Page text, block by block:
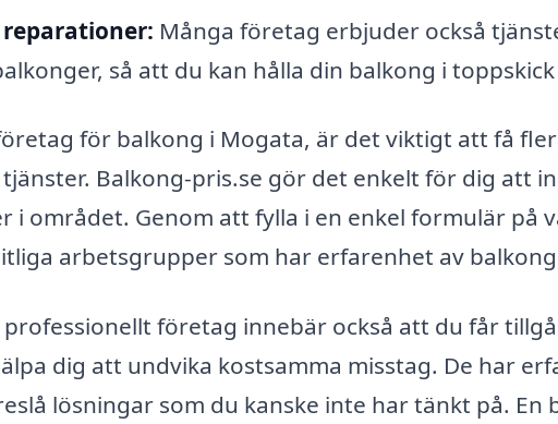
Många företag erbjuder också
så att du kan hålla din balkong i
för balkong i Mogata, är det viktigt att få
Balkong-pris.se gör det enkelt för dig att
i området. Genom att fylla i en enkel formulär på
arbetsgrupper som har erfarenhet av
företag innebär också att du får
dig att undvika kostsamma misstag. De har
lösningar som du kanske inte har tänkt på. En